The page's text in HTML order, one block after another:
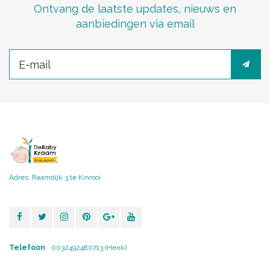
Ontvang de laatste updates, nieuws en
aanbiedingen via email
Adres: Raamdijk 3 te Kinrooi
Telefoon
0032492480713 (Henk)